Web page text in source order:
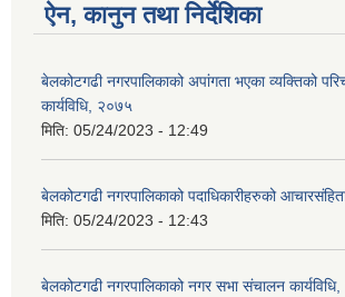
ऐन, कानुन तथा निर्देशिका
बेलकोटगढी नगरपालिकाको अपांगता भएका व्यक्तिको
कार्यविधि, २०७५
मिति: 05/24/2023 - 12:49
बेलकोटगढी नगरपालिकाको पदाधिकारीहरुको
मिति: 05/24/2023 - 12:43
बेलकोटगढी नगरपालिकाको नगर सभा संचालन